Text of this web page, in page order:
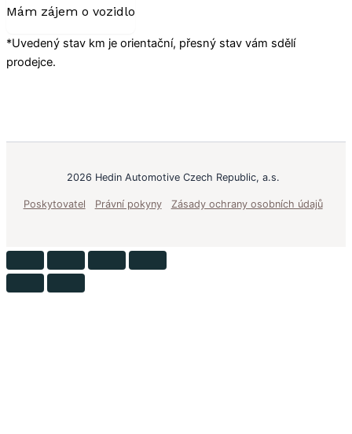
Mám zájem o vozidlo
*Uvedený stav km je orientační, přesný stav vám sdělí
prodejce.
2026 Hedin Automotive Czech Republic, a.s.
Poskytovatel Právní pokyny Zásady ochrany osobních údajů